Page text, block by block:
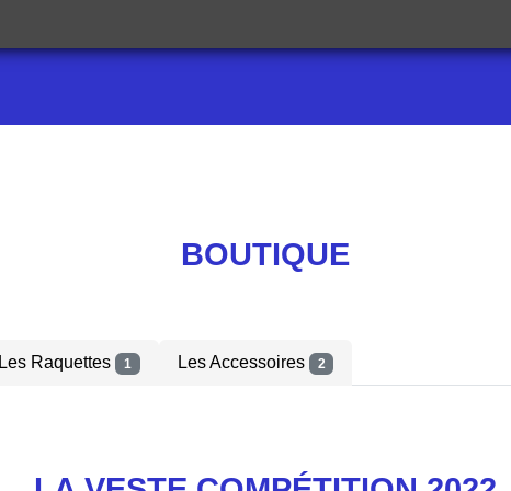
BOUTIQUE
Les Raquettes 1 Les Accessoires 2